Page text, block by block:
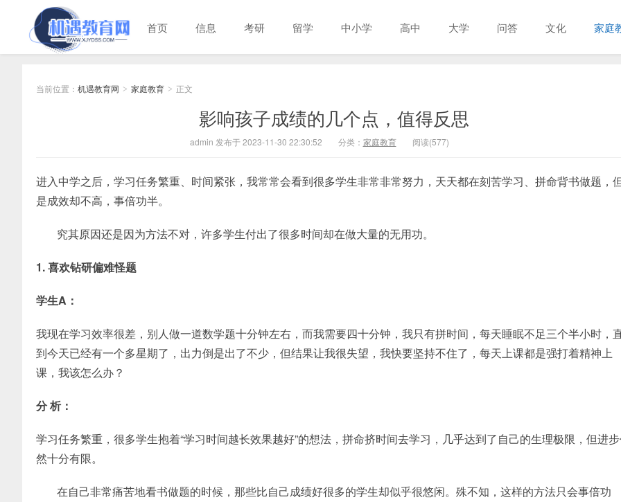
首页 信息 考研 留学 中小学 高中 大学 问答 文化 家庭
当前位置： 机遇教育网 > 家庭教育 > 正文
影响孩子成绩的几个点，值得反思
admin 发布于 2023-11-30 22:30:52 分类： 家庭教育 阅读(577)
进入中学之后，学习任务繁重、时间紧张，我常常会看到很多学生非常非常努力，天天都在刻苦学习、拼命背书做题，
是成效却不高，事倍功半。
究其原因还是因为方法不对，许多学生付出了很多时间却在做大量的无用功。
1. 喜欢钻研偏难怪题
学生A：
我现在学习效率很差，别人做一道数学题十分钟左右，而我需要四十分钟，我只有拼时间，每天睡眠不足三个半小时，
到今天已经有一个多星期了，出力倒是出了不少，但结果让我很失望，我快要坚持不住了，每天上课都是强打着精神上
课，我该怎么办？
分 析：
学习任务繁重，很多学生抱着“学习时间越长效果越好”的想法，拼命挤时间去学习，几乎达到了自己的生理极限，但进
然十分有限。
在自己非常痛苦地看书做题的时候，那些比自己成绩好很多的学生却似乎很悠闲。殊不知，这样的方法只会事倍功